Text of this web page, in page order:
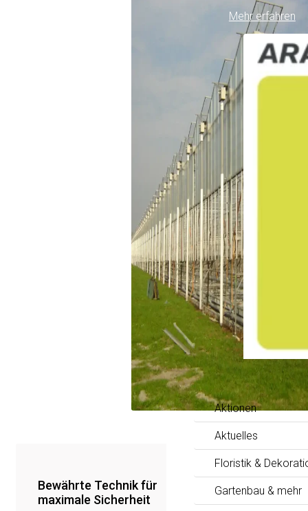
Mehr erfahren
Aktionen
Aktuelles
Floristik &
Gartenbau & mehr
Bewährte Technik für
maximale Sicherheit